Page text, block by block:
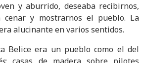
y aburrido, deseaba recibirnos,
cenar y mostrarnos el pueblo. La
alucinante en varios sentidos.
Belice era un pueblo como el del